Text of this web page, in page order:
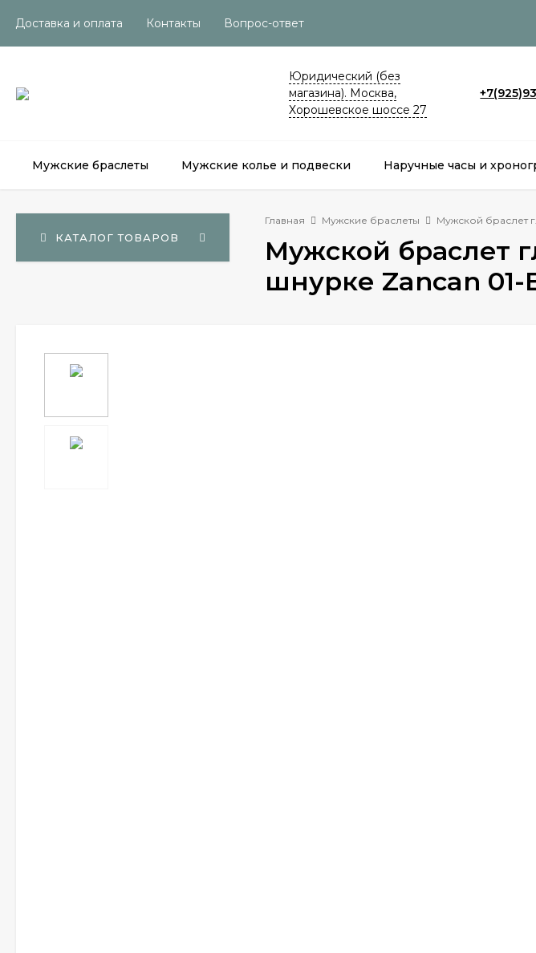
Доставка и оплата Контакты Вопрос-ответ
Юридический (без
магазина). Москва,
Хорошевское шоссе 27
Мужские браслеты Мужские колье и подвески Наручные часы и
КАТАЛОГ ТОВАРОВ
Главная Мужские браслеты Мужской браслет
Мужской браслет
шнурке Zancan 01-